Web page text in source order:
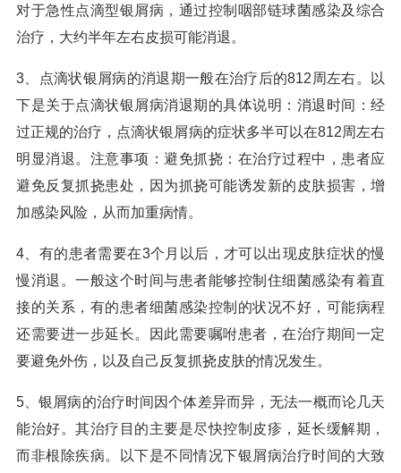
对于急性点滴型银屑病，通过控制咽部链球菌感染及综合
治疗，大约半年左右皮损可能消退。
3、点滴状银屑病的消退期一般在治疗后的812周左右。以
下是关于点滴状银屑病消退期的具体说明：消退时间：经
过正规的治疗，点滴状银屑病的症状多半可以在812周左右
明显消退。注意事项：避免抓挠：在治疗过程中，患者应
避免反复抓挠患处，因为抓挠可能诱发新的皮肤损害，增
加感染风险，从而加重病情。
4、有的患者需要在3个月以后，才可以出现皮肤症状的慢
慢消退。一般这个时间与患者能够控制住细菌感染有着直
接的关系，有的患者细菌感染控制的状况不好，可能病程
还需要进一步延长。因此需要嘱咐患者，在治疗期间一定
要避免外伤，以及自己反复抓挠皮肤的情况发生。
5、银屑病的治疗时间因个体差异而异，无法一概而论几天
能治好。其治疗目的主要是尽快控制皮疹，延长缓解期，
而非根除疾病。以下是不同情况下银屑病治疗时间的大致